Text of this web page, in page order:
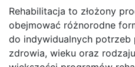
Rehabilitacja to złożony
obejmować różnorodne
do indywidualnych potrzeb
zdrowia, wieku oraz